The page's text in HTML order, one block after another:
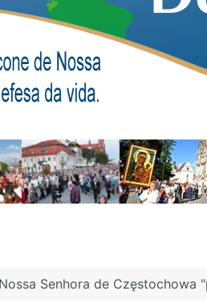
Nossa Senhora de Częstochowa